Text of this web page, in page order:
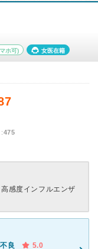
ホ可) 女医在籍
475
感度インフルエンザ
良 5.0